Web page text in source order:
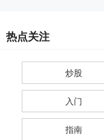
热点关注
炒股
入门
指南